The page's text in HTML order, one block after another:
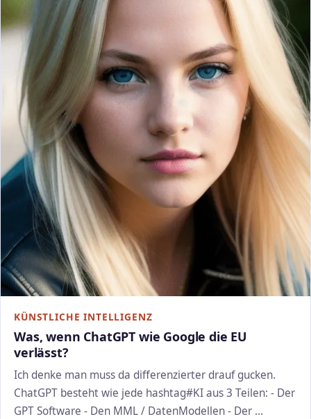
KÜNSTLICHE INTELLIGENZ
Was, wenn ChatGPT wie Google die EU
verlässt?
Ich denke man muss da differenzierter drauf gucken.
ChatGPT besteht wie jede hashtag#KI aus 3 Teilen: - Der
GPT Software - Den MML / DatenModellen - Der …